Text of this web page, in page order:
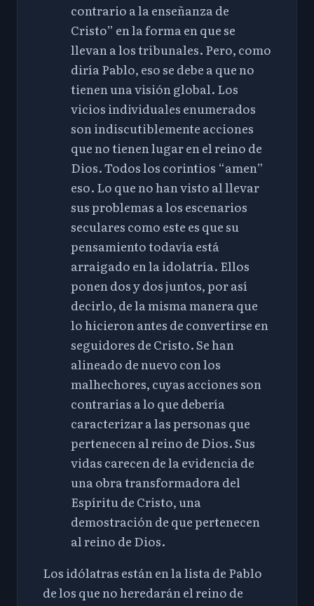
contrario a la enseñanza de
Cristo” en la forma en que se
llevan a los tribunales. Pero, como
diría Pablo, eso se debe a que no
tienen una visión global. Los
vicios individuales enumerados
son indiscutiblemente acciones
que no tienen lugar en el reino de
Dios. Todos los corintios “amen”
eso. Lo que no han visto al llevar
sus problemas a los escenarios
seculares como este es que su
pensamiento todavía está
arraigado en la idolatría. Ellos
ponen dos y dos juntos, por así
decirlo, de la misma manera que
lo hicieron antes de convertirse en
seguidores de Cristo. Se han
alineado de nuevo con los
malhechores, cuyas acciones son
contrarias a lo que debería
caracterizar a las personas que
pertenecen al reino de Dios. Sus
vidas carecen de la evidencia de
una obra transformadora del
Espíritu de Cristo, una
demostración de que pertenecen
al reino de Dios.
Los idólatras están en la lista de Pablo
de los que no heredarán el reino de